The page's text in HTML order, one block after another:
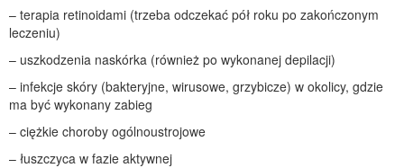
– terapia retinoidami (trzeba odczekać pół roku po zakończonym
leczeniu)
– uszkodzenia naskórka (również po wykonanej depilacji)
– infekcje skóry (bakteryjne, wirusowe, grzybicze) w okolicy, gdzie
ma być wykonany zabieg
– ciężkie choroby ogólnoustrojowe
– łuszczyca w fazie aktywnej